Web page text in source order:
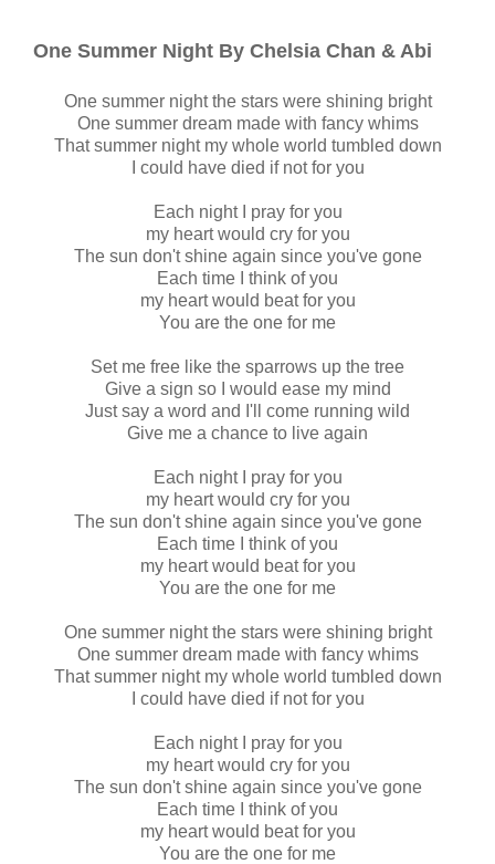
One Summer Night By Chelsia Chan & Abi
One summer night the stars were shining bright
One summer dream made with fancy whims
That summer night my whole world tumbled down
I could have died if not for you
Each night I pray for you
my heart would cry for you
The sun don't shine again since you've gone
Each time I think of you
my heart would beat for you
You are the one for me
Set me free like the sparrows up the tree
Give a sign so I would ease my mind
Just say a word and I'll come running wild
Give me a chance to live again
Each night I pray for you
my heart would cry for you
The sun don't shine again since you've gone
Each time I think of you
my heart would beat for you
You are the one for me
One summer night the stars were shining bright
One summer dream made with fancy whims
That summer night my whole world tumbled down
I could have died if not for you
Each night I pray for you
my heart would cry for you
The sun don't shine again since you've gone
Each time I think of you
my heart would beat for you
You are the one for me